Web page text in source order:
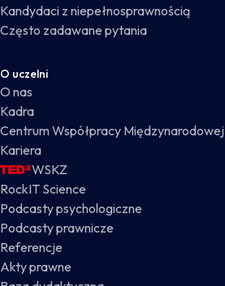
Kandydaci z niepełnosprawnością
Często zadawane pytania
O uczelni
O nas
Kadra
Centrum Współpracy Międzynarodowej
Kariera
WSKZ
RockIT Science
Podcasty psychologiczne
Podcasty prawnicze
Referencje
Akty prawne